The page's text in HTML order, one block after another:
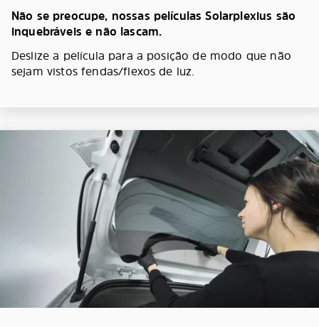
Não se preocupe, nossas películas Solarplexius são
inquebráveis e não lascam.
Deslize a película para a posição de modo que não
sejam vistos fendas/flexos de luz.